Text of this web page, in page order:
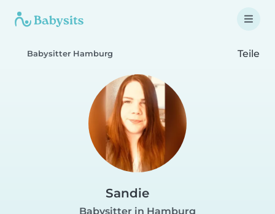
Babysitter Hamburg Teile
Sandie
Babysitter in Hamburg